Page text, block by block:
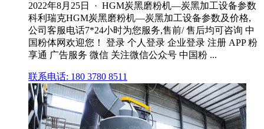
2022年8月25日 · HGM炭黑磨粉机—炭黑加工设备参数
科利瑞克HGM炭黑磨粉机—炭黑加工设备参数及价格,
公司客服电话7*24小时为您服务,售前/ 售后均可咨询 中
国粉体网欢迎您！ 登录 个人登录 企业登录 注册 APP 粉
享通 广告服务 微信 关注微信公众号 中国粉 ...
联系电话: 180 3780 8511